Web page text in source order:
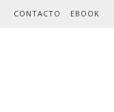
Skip to content
CONTACTO EBOOK